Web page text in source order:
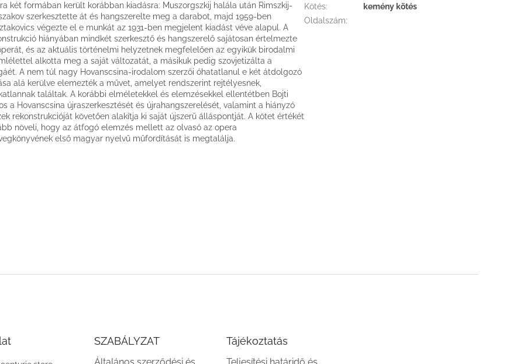
két formában került korábban kiadásra: Muszorgszkij halála után Rimszkij-
szerkesztette át és hangszerelte meg a darabot, majd 1959-ben
végezte el e munkát az 1931-ben megjelent kiadást véve alapul. A
hiányában mindkét szerkesztő és hangszerelő sajátosan értelmezte
és az aktuális történelmi helyzetnek megfelelően az egyikük birodalmi
alkotta meg a saját változatát, a másikuk pedig szovjetizálta a
A nem túl nagy Hovanscsina-irodalom szerzői óhatatlanul e két átdolgozó
alá kerülve elemezték a művet, amelyet rendszerint rejtélyesnek,
találtak. A korábbi elméletekkel és elemzésekkel ellentétben Bojti
a Hovanscsina újraszerkesztését és újrahangszerelését, valamint a hiányzó
rekonstrukcióját követően alakítja ki saját újszerű álláspontját. A kötet értékét
növeli, hogy az átfogó elemzés mellett az olvasó az opera
első magyar nyelvű műfordítását is megtalálja.
Kötés:
kemény kötés
Oldalszám:
SZABÁLYZAT Tájékoztatás